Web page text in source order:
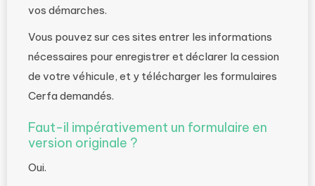
vos démarches.
Vous pouvez sur ces sites entrer les informations
nécessaires pour enregistrer et déclarer la cession
de votre véhicule, et y télécharger les formulaires
Cerfa demandés.
Faut-il impérativement un formulaire en
version originale ?
Oui.